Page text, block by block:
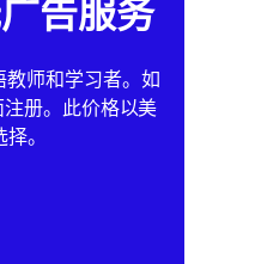
告服务
师和学习者。如
册。此价格以美
。